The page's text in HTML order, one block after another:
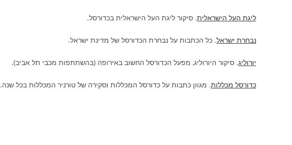
ליגת העל הישראלית. סיקור ליגת העל הישראלית בכדורסל.
נבחרת ישראל. כל הכתבות על נבחרת הכדורסל של מדינת ישראל.
יורוליג. סיקור היורוליג, מפעל הכדורסל החשוב באירופה (בהשתתפות מכבי תל אביב).
כדורסל מכללות. מגוון כתבות על כדורסל המכללות וסקירה של טורניר המכללות בכל שנה.